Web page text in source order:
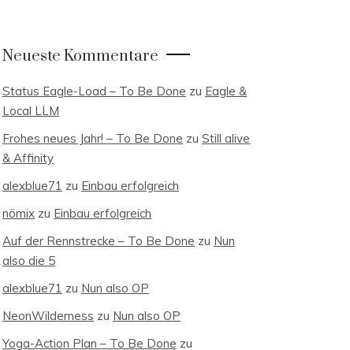
Neueste Kommentare
Status Eagle-Load – To Be Done zu Eagle &
Local LLM
Frohes neues Jahr! – To Be Done zu Still alive
& Affinity
alexblue71 zu Einbau erfolgreich
nömix zu Einbau erfolgreich
Auf der Rennstrecke – To Be Done zu Nun
also die 5
alexblue71 zu Nun also OP
NeonWilderness zu Nun also OP
Yoga-Action Plan – To Be Done zu